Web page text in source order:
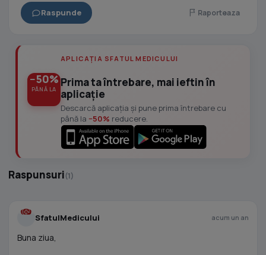
Raspunde Raporteaza
−50%
PÂNĂ LA
APLICAȚIA SFATUL MEDICULUI
Prima ta întrebare, mai ieftin în
aplicație
Descarcă aplicația și pune prima întrebare cu
până la −50% reducere.
Raspunsuri(1)
SfatulMedicului acum un an
Buna ziua,